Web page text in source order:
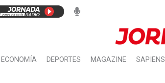
ECONOMÍA DEPORTES MAGAZINE SAPIENS